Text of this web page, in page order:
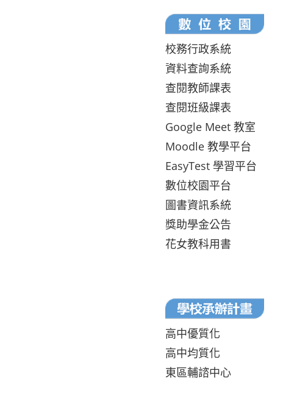
校務行政系統
資料查詢系統
查閱教師課表
查閱班級課表
Google Meet 教室
Moodle 教學平台
EasyTest 學習平台
數位校園平台
圖書資訊系統
獎助學金公告
花女教科用書
高中優質化
高中均質化
東區輔諮中心